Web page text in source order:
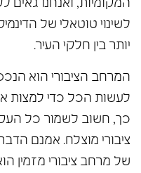
המקומיות, ואנחנו
לשינוי טוטאלי של
יותר בין חלקי העיר.
המרחב הציבורי הוא
לעשות הכל כדי למצות
כך, חשוב לשמור כל
ציבורי מוצלח. אמנם
של מרחב ציבורי מזמין